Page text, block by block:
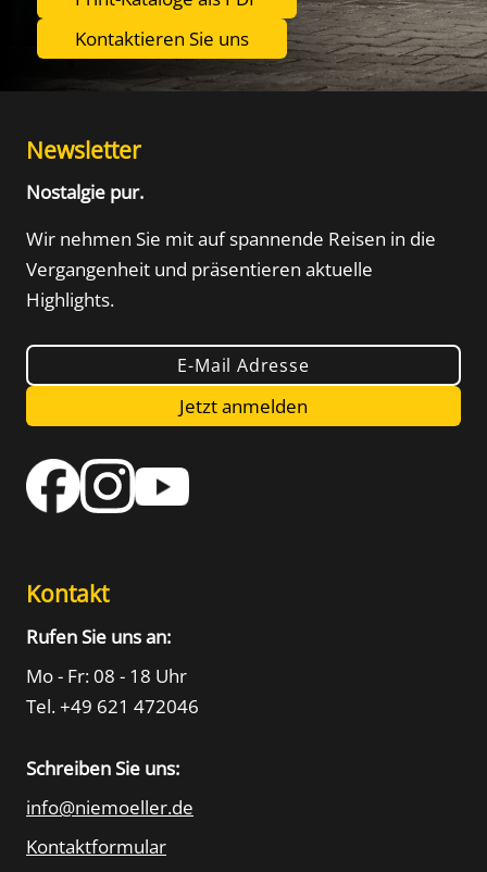
Kontaktieren Sie uns
Newsletter
Nostalgie pur.
Wir nehmen Sie mit auf spannende Reisen in die
Vergangenheit und präsentieren aktuelle
Highlights.
E-Mail Adresse
Jetzt anmelden
Kontakt
Rufen Sie uns an:
Mo - Fr: 08 - 18 Uhr
Tel. +49 621 472046
Schreiben Sie uns:
info@niemoeller.de
Kontaktformular